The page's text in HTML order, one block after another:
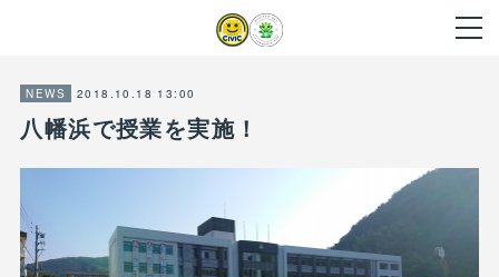
NEWS 2018.10.18 13:00
八幡浜で授業を実施！